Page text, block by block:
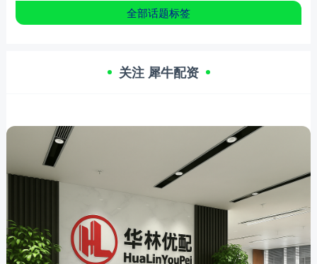
全部话题标签
关注 犀牛配资